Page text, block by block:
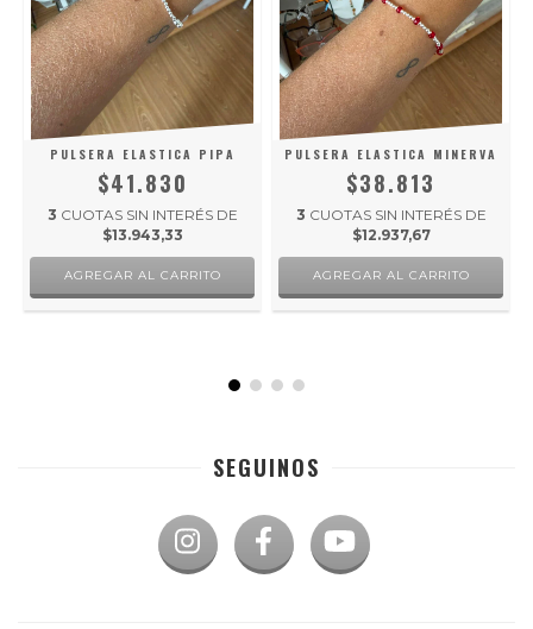
PULSERA ELASTICA PIPA
$41.830
3 CUOTAS SIN INTERÉS DE
$13.943,33
PULSERA ELASTICA MINERVA
$38.813
3 CUOTAS SIN INTERÉS DE
$12.937,67
SEGUINOS